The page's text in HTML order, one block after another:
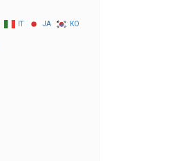
IT JA KO